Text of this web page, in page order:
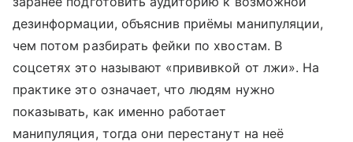
дезинформации, объяснив приёмы манипуляции,
чем потом разбирать фейки по хвостам. В
соцсетях это называют «прививкой от лжи». На
практике это означает, что людям нужно
показывать, как именно работает
манипуляция, тогда они перестанут на неё